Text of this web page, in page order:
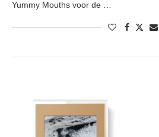
Yummy Mouths voor de …